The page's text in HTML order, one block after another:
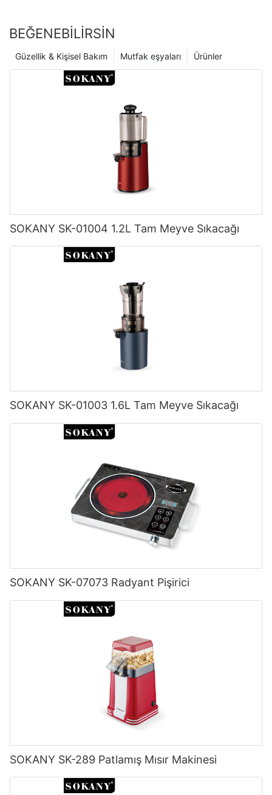
BEĞENEBILIRSIN
Ürünler
Mutfak eşyaları
Güzellik & Kişisel Bakım
SOKANY SK-01004 1.2L Tam Meyve Sıkacağı
SOKANY SK-01003 1.6L Tam Meyve Sıkacağı
SOKANY SK-07073 Radyant Pişirici
SOKANY SK-289 Patlamış Mısır Makinesi